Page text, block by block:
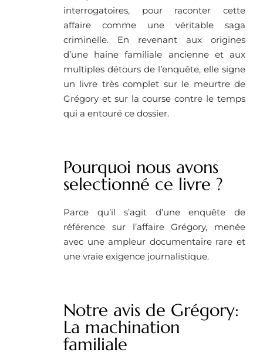
interrogatoires, pour raconter cette
affaire comme une véritable saga
criminelle. En revenant aux origines
d’une haine familiale ancienne et aux
multiples détours de l’enquête, elle signe
un livre très complet sur le meurtre de
Grégory et sur la course contre le temps
qui a entouré ce dossier.
Pourquoi nous avons
selectionné ce livre ?
Parce qu’il s’agit d’une enquête de
référence sur l’affaire Grégory, menée
avec une ampleur documentaire rare et
une vraie exigence journalistique.
Notre avis de Grégory:
La machination
familiale